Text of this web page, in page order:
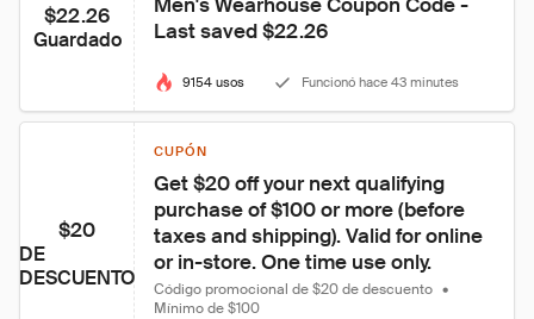
$22.26
Guardado
Last saved $22.26
9154 usos Funcionó hace 43 minutes
$20
DE
DESCUENTO
CUPÓN
Get $20 off your next qualifying
purchase of $100 or more (before
taxes and shipping). Valid for online
or in-store. One time use only.
Código promocional de $20 de descuento •
Mínimo de $100